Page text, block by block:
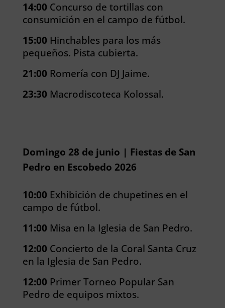
14:00 Concurso de tortillas con
consumición en el campo de fútbol.
15:00 Hinchables para los más
pequeños. Pista cubierta.
21:00 Romería con DJ Jaime.
23:30 Macrodiscoteca Kolossal.
Domingo 28 de junio | Fiestas de San
Pedro en Escobedo 2026
10:00 Exhibición de chupetines en el
campo de fútbol.
11:00 Misa en la Iglesia de San Pedro.
12:00 Concierto de la Coral Santa Cruz
en la Iglesia de San Pedro.
12:00 Primer Torneo Popular San
Pedro de equipos mixtos.